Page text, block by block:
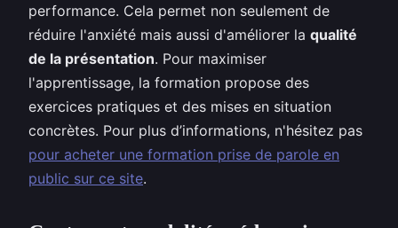
performance. Cela permet non seulement de
réduire l'anxiété mais aussi d'améliorer la qualité
de la présentation. Pour maximiser
l'apprentissage, la formation propose des
exercices pratiques et des mises en situation
concrètes. Pour plus d’informations, n'hésitez pas
pour acheter une formation prise de parole en
public sur ce site.